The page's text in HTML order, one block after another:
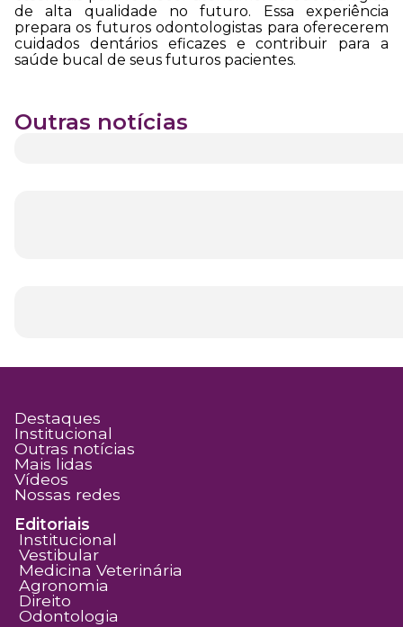
de alta qualidade no futuro. Essa experiência
prepara os futuros odontologistas para oferecerem
cuidados dentários eficazes e contribuir para a
saúde bucal de seus futuros pacientes.
Outras notícias
Destaques
Institucional
Outras notícias
Mais lidas
Vídeos
Nossas redes
Editoriais
Institucional
Vestibular
Medicina Veterinária
Agronomia
Direito
Odontologia